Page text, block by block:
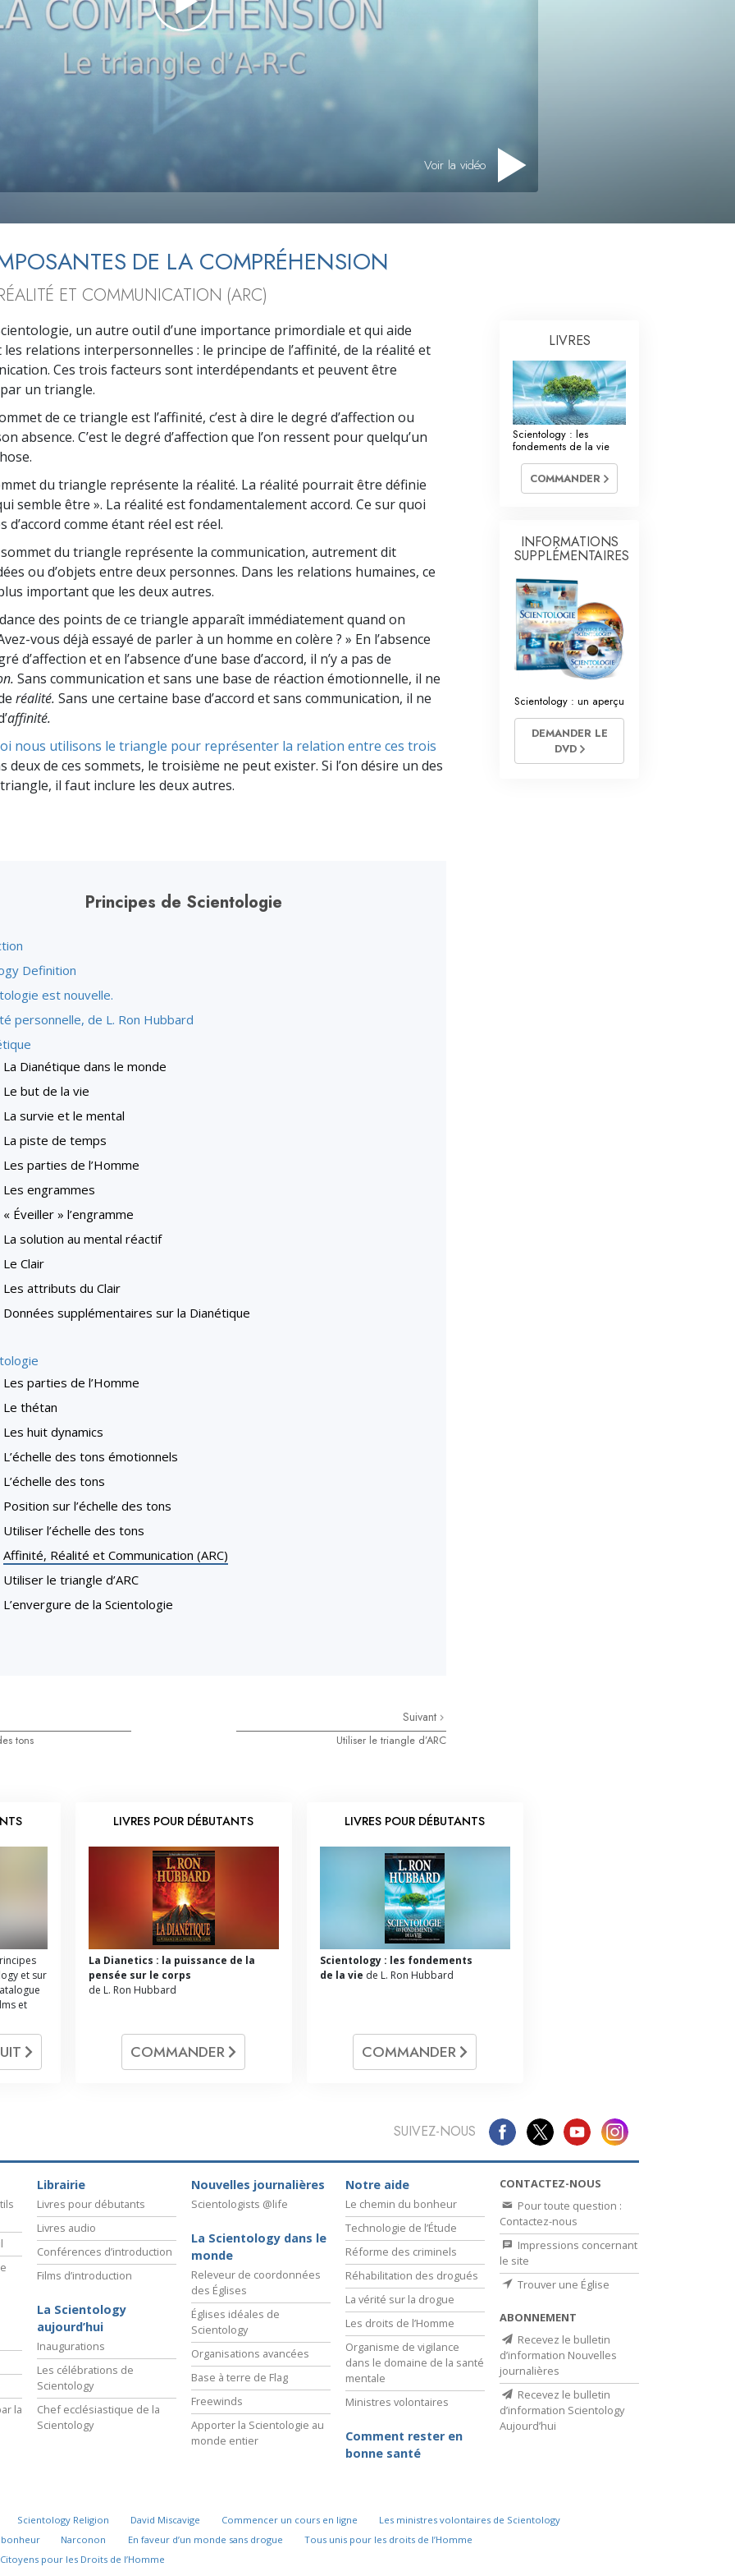
?
La raison de l’oppression
La technologie de l’étude
La communication
Voir la vidéo
DE LA COMPRÉHENSION
ET COMMUNICATION (ARC)
un autre outil d’une importance primordiale et qui aide
relations interpersonnelles : le principe de l’affinité, de la réalité et
Ces trois facteurs sont interdépendants et peuvent être
un triangle.
de ce triangle est l’affinité, c’est à dire le degré d’affection ou
absence. C’est le degré d’affection que l’on ressent pour quelqu’un
du triangle représente la réalité. La réalité pourrait être définie
semble être ». La réalité est fondamentalement accord. Ce sur quoi
d’accord comme étant réel est réel.
du triangle représente la communication, autrement dit
ou d’objets entre deux personnes. Dans les relations humaines, ce
important que les deux autres.
des points de ce triangle apparaît immédiatement quand on
vous déjà essayé de parler à un homme en colère ? » En l’absence
d’affection et en l’absence d’une base d’accord, il n’y a pas de
Sans communication et sans une base de réaction émotionnelle, il ne
réalité. Sans une certaine base d’accord et sans communication, il ne
affinité.
nous utilisons le triangle pour représenter la relation entre ces trois
deux de ces sommets, le troisième ne peut exister. Si l’on désire un des
il faut inclure les deux autres.
Principes de Scientologie
Definition
est nouvelle.
personnelle, de L. Ron Hubbard
La Dianétique dans le monde
Le but de la vie
La survie et le mental
La piste de temps
Les parties de l’Homme
Les engrammes
« Éveiller » l’engramme
La solution au mental réactif
Le Clair
Les attributs du Clair
Données supplémentaires sur la Dianétique
Les parties de l’Homme
Le thétan
Les huit dynamics
L’échelle des tons émotionnels
L’échelle des tons
Position sur l’échelle des tons
Utiliser l’échelle des tons
Affinité, Réalité et Communication (ARC)
Utiliser le triangle d’ARC
L’envergure de la Scientologie
tons
Suivant
Utiliser le triangle d’ARC
LIVRES
Scientology : les
fondements de la vie
COMMANDER
INFORMATIONS
SUPPLÉMENTAIRES
Scientology : un aperçu
DEMANDER LE
DVD
et sur
et
LIVRES POUR DÉBUTANTS
La Dianetics : la puissance de la
pensée sur le corps
de L. Ron Hubbard
COMMANDER
LIVRES POUR DÉBUTANTS
Scientology : les fondements
de la vie de L. Ron Hubbard
COMMANDER
SUIVEZ-NOUS
la
Librairie
Livres pour débutants
Livres audio
Conférences d’introduction
Films d’introduction
La Scientology
aujourd’hui
Inaugurations
Les célébrations de
Scientology
Chef ecclésiastique de la
Scientology
Nouvelles journalières
Scientologists @life
La Scientology dans le
monde
Releveur de coordonnées
des Églises
Églises idéales de
Scientology
Organisations avancées
Base à terre de Flag
Freewinds
Apporter la Scientologie au
monde entier
Notre aide
Le chemin du bonheur
Technologie de l’Étude
Réforme des criminels
Réhabilitation des drogués
La vérité sur la drogue
Les droits de l’Homme
Organisme de vigilance
dans le domaine de la santé
mentale
Ministres volontaires
Comment rester en
bonne santé
CONTACTEZ-NOUS
Pour toute question :
Contactez-nous
Impressions concernant
le site
Trouver une Église
ABONNEMENT
Recevez le bulletin
d’information Nouvelles
journalières
Recevez le bulletin
d’information Scientology
Aujourd’hui
Scientology Religion David Miscavige Commencer un cours en ligne
Les ministres volontaires de Scientology
bonheur Narconon En faveur d’un monde sans drogue
Tous unis pour les droits de l’Homme
pour les Droits de l’Homme